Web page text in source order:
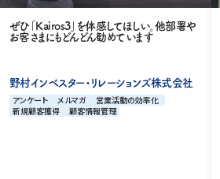
ぜひ「Kairos3」を体感してほしい。他部署や
お客さまにもどんどん勧めています
野村インベスター・リレーションズ株式会社
アンケート メルマガ
営業活動の効率化
新規顧客獲得
顧客情報管理